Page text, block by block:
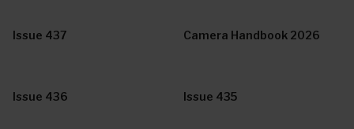
Issue 437 Camera Handbook 2026
Issue 436 Issue 435